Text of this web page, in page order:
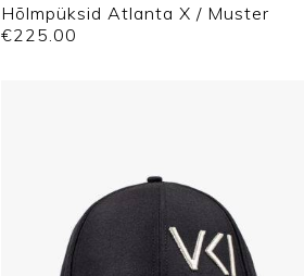
Hõlmpüksid Atlanta X / Muster
€225.00